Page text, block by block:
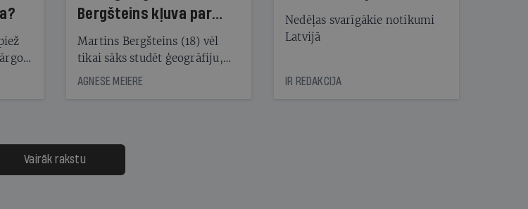
Bergšteins kļuva par
laika ziņu seju?
Martins Bergšteins (18) vēl
tikai sāks studēt ģeogrāfiju,
bet viņa sacītajam jau uzticas
uzcītīga darba, mammas
atbalsts un drosme turpināt
meteovērojumus arī tad, kad
AGNESE MEIERE
Nedēļas svarīgākie notikumi
Latvijā
IR REDAKCIJA
Vairāk rakstu